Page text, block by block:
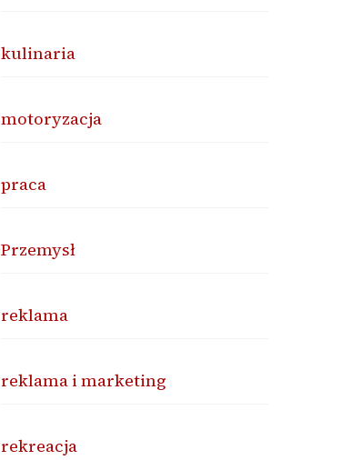
kulinaria
motoryzacja
praca
Przemysł
reklama
reklama i marketing
rekreacja